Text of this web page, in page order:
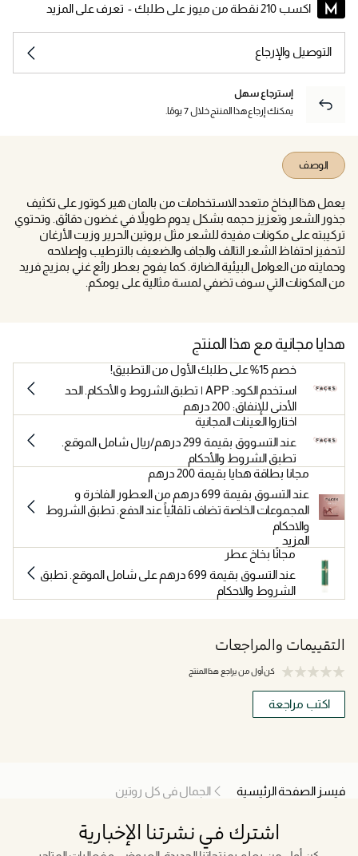
اكسب 210 نقطة من ميوز على طلبك - تعرف على المزيد
التوصيل والإرجاع
إسترجاع سهل
يمكنك إرجاع هذا المنتج خلال 7 يومًا.
الوصف
يعمل هذا البخاخ متعدد الاستخدامات من بالمان هير كوتور على تكثيف
جذور الشعر وتعزيز حجمه بشكل يدوم طويلاً في غضون دقائق. وتحتوي
تركيبته على مكونات مفيدة للشعر مثل بروتين الحرير وزيت الأرغان
لتحفيز احتفاظ الشعر التالف والجاف والضعيف بالترطيب وإصلاحه
وحمايته من العوامل البيئية الضارة. كما يفوح بعطر رائع غني بمزيج فريد
من المكونات التي سوف تضفي لمسة مثالية على يومكم.
هدايا مجانية مع هذا المنتج
خصم 15% على طلبك الأول من التطبيق!
استخدم الكود: APP | تطبق الشروط و الأحكام. الحد
الأدنى للإنفاق: 200 درهم
اختاروا العينات المجانية
عند التسووق بقيمة 299 درهم/ريال شامل الموقع.
تطبق الشروط والأحكام
مجانا بطاقة هدايا بقيمة 200 درهم
عند التسوق بقيمة 699 درهم من العطور الفاخرة و
المجموعات الخاصة تضاف تلقائياً عند الدفع. تطبق الشروط
والاحكام
المزيد
مجانًا بخاخ عطر
عند التسوق بقيمة 699 درهم على شامل الموقع. تطبق
الشروط والاحكام
التقييمات والمراجعات
كن أول من يراجع هذا المنتج
اكتب مراجعة
فيسز الصفحة الرئيسية الجمال في كل روتين
اشترك في نشرتنا الإخبارية